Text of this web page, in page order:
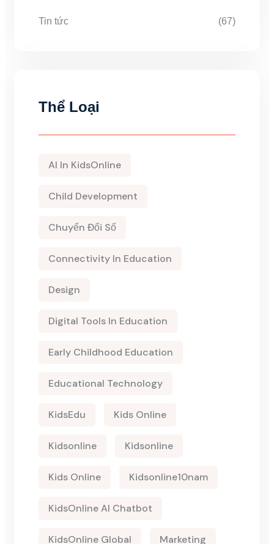
Tin tức (67)
Thể Loại
AI In KidsOnline
Child Development
Chuyển Đổi Số
Connectivity In Education
Design
Digital Tools In Education
Early Childhood Education
Educational Technology
KidsEdu Kids Online
Kidsonline Kidsonline
Kids Online Kidsonline10nam
KidsOnline AI Chatbot
KidsOnline Global Marketing